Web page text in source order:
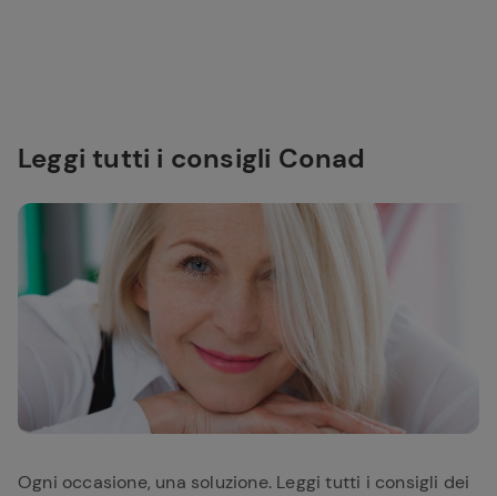
Leggi tutti i consigli Conad
Ogni occasione, una soluzione. Leggi tutti i consigli dei